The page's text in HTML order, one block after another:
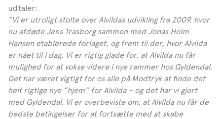
udtaler:
”Vi er utroligt stolte over Alvildas udvikling fra 2009, hvor
nu afdøde Jens Trasborg sammen med Jonas Holm
Hansen etablerede forlaget, og frem til der, hvor Alvilda
er nået til i dag. Vi er rigtig glade for, at Alvilda nu får
mulighed for at vokse videre i nye rammer hos Gyldendal.
Det har været vigtigt for os alle på Modtryk at finde det
helt rigtige nye ”hjem” for Alvilda – og det har vi gjort
med Gyldendal. Vi er overbeviste om, at Alvilda nu får de
bedste betingelser for at fortsætte med at skabe